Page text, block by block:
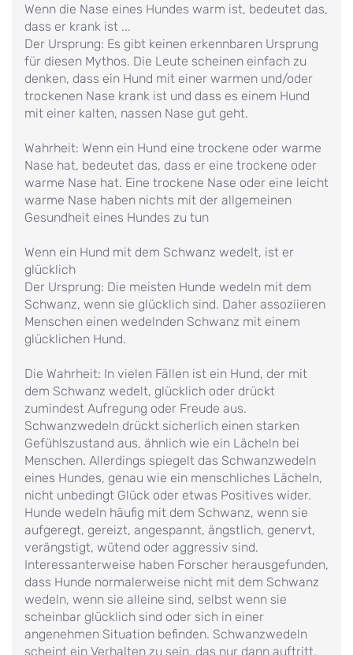
Wenn die Nase eines Hundes warm ist, bedeutet das,
dass er krank ist ...
Der Ursprung: Es gibt keinen erkennbaren Ursprung
für diesen Mythos. Die Leute scheinen einfach zu
denken, dass ein Hund mit einer warmen und/oder
trockenen Nase krank ist und dass es einem Hund
mit einer kalten, nassen Nase gut geht.
Wahrheit: Wenn ein Hund eine trockene oder warme
Nase hat, bedeutet das, dass er eine trockene oder
warme Nase hat. Eine trockene Nase oder eine leicht
warme Nase haben nichts mit der allgemeinen
Gesundheit eines Hundes zu tun
Wenn ein Hund mit dem Schwanz wedelt, ist er
glücklich
Der Ursprung: Die meisten Hunde wedeln mit dem
Schwanz, wenn sie glücklich sind. Daher assoziieren
Menschen einen wedelnden Schwanz mit einem
glücklichen Hund.
Die Wahrheit: In vielen Fällen ist ein Hund, der mit
dem Schwanz wedelt, glücklich oder drückt
zumindest Aufregung oder Freude aus.
Schwanzwedeln drückt sicherlich einen starken
Gefühlszustand aus, ähnlich wie ein Lächeln bei
Menschen. Allerdings spiegelt das Schwanzwedeln
eines Hundes, genau wie ein menschliches Lächeln,
nicht unbedingt Glück oder etwas Positives wider.
Hunde wedeln häufig mit dem Schwanz, wenn sie
aufgeregt, gereizt, angespannt, ängstlich, genervt,
verängstigt, wütend oder aggressiv sind.
Interessanterweise haben Forscher herausgefunden,
dass Hunde normalerweise nicht mit dem Schwanz
wedeln, wenn sie alleine sind, selbst wenn sie
scheinbar glücklich sind oder sich in einer
angenehmen Situation befinden. Schwanzwedeln
scheint ein Verhalten zu sein, das nur dann auftritt,